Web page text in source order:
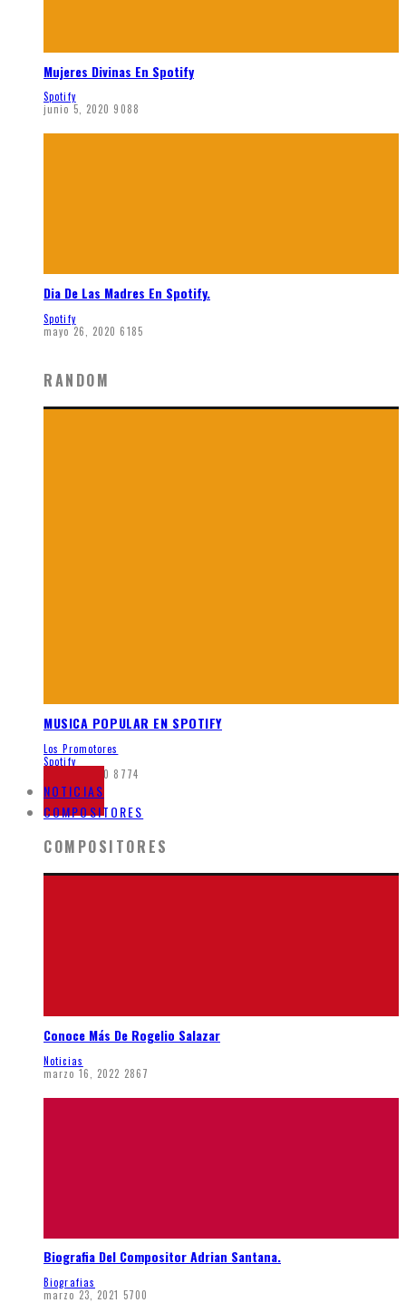
Mujeres Divinas En Spotify
Spotify
junio 5, 2020 9088
Dia De Las Madres En Spotify.
Spotify
mayo 26, 2020 6185
RANDOM
MUSICA POPULAR EN SPOTIFY
Los Promotores
Spotify
junio 5, 2020 8774
NOTICIAS
COMPOSITORES
COMPOSITORES
Conoce Más De Rogelio Salazar
Noticias
marzo 16, 2022 2867
Biografia Del Compositor Adrian Santana.
Biografias
marzo 23, 2021 5700